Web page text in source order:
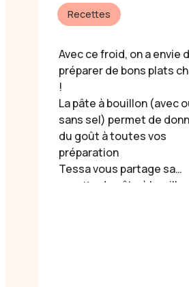
Recettes
Avec ce froid, on a envie
préparer de bons plats
!
La pâte à bouillon (avec
sans sel) permet de
du goût à toutes vos
préparation
Tessa vous partage sa
recette de pâte à bouillon